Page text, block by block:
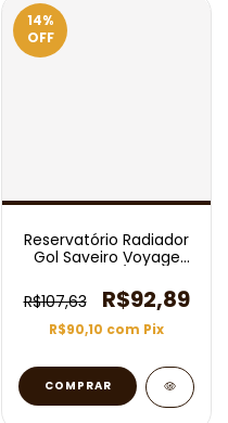
14%
OFF
Reservatório Radiador
Gol Saveiro Voyage
R$107,63
R$92,89
R$90,10 com Pix